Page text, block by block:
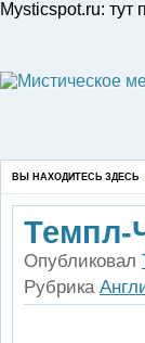
Mysticspot.ru: тут
ВЫ НАХОДИТЕСЬ ЗДЕСЬ
Темпл-
Опубликовал
Рубрика